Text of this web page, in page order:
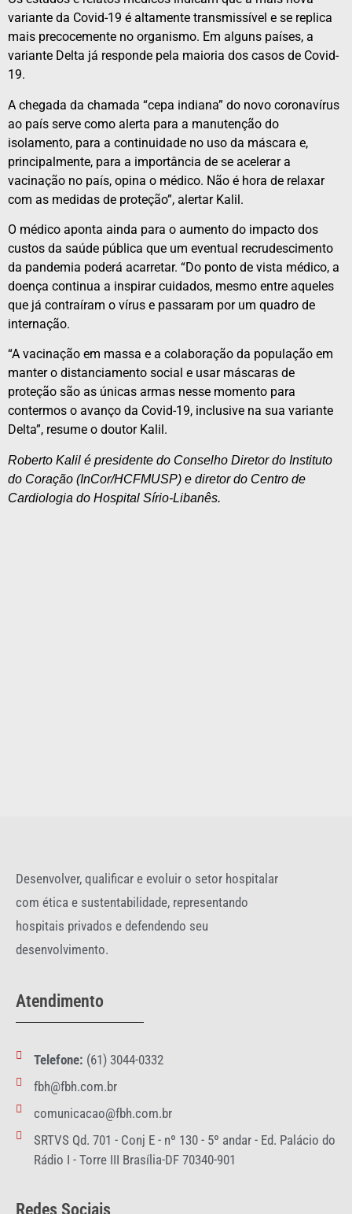
variante da Covid-19 é altamente transmissível e se replica
mais precocemente no organismo. Em alguns países, a
variante Delta já responde pela maioria dos casos de Covid-
19.
A chegada da chamada “cepa indiana” do novo coronavírus
ao país serve como alerta para a manutenção do
isolamento, para a continuidade no uso da máscara e,
principalmente, para a importância de se acelerar a
vacinação no país, opina o médico. Não é hora de relaxar
com as medidas de proteção”, alertar Kalil.
O médico aponta ainda para o aumento do impacto dos
custos da saúde pública que um eventual recrudescimento
da pandemia poderá acarretar. “Do ponto de vista médico, a
doença continua a inspirar cuidados, mesmo entre aqueles
que já contraíram o vírus e passaram por um quadro de
internação.
“A vacinação em massa e a colaboração da população em
manter o distanciamento social e usar máscaras de
proteção são as únicas armas nesse momento para
contermos o avanço da Covid-19, inclusive na sua variante
Delta”, resume o doutor Kalil.
Roberto Kalil é presidente do Conselho Diretor do Instituto
do Coração (InCor/HCFMUSP) e diretor do Centro de
Cardiologia do Hospital Sírio-Libanês.
Desenvolver, qualificar e evoluir o setor hospitalar
com ética e sustentabilidade, representando
hospitais privados e defendendo seu
desenvolvimento.
Atendimento
Telefone: (61) 3044-0332
fbh@fbh.com.br
comunicacao@fbh.com.br
SRTVS Qd. 701 - Conj E - nº 130 - 5º andar - Ed. Palácio do
Rádio I - Torre III Brasília-DF 70340-901
Redes Sociais